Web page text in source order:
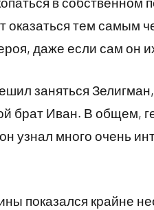
оказаться тем самым
даже если сам он
заняться
брат Иван. В общем,
узнал много очень
показался крайне